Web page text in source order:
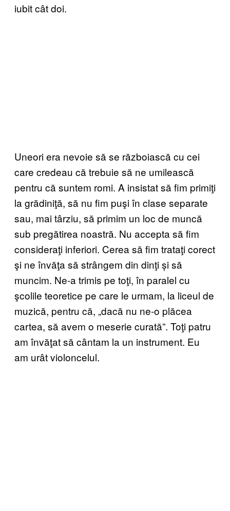
iubit cât doi.
Uneori era nevoie să se războiască cu cei
care credeau că trebuie să ne umilească
pentru că suntem romi. A insistat să fim primiţi
la grădiniţă, să nu fim puşi în clase separate
sau, mai târziu, să primim un loc de muncă
sub pregătirea noastră. Nu accepta să fim
consideraţi inferiori. Cerea să fim trataţi corect
şi ne învăţa să strângem din dinţi și să
muncim. Ne-a trimis pe toţi, în paralel cu
şcolile teoretice pe care le urmam, la liceul de
muzică, pentru că, „dacă nu ne-o plăcea
cartea, să avem o meserie curată”. Toţi patru
am învăţat să cântam la un instrument. Eu
am urât violoncelul.